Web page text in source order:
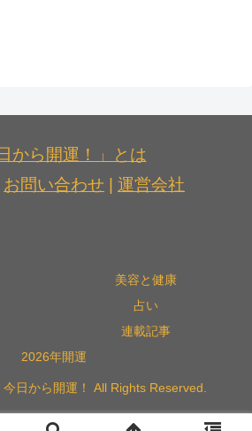
から開運！」とは
お問い合わせ 運営会社
美容と健康
占い
連載記事
2026年開運
日から開運！ All Rights Reserved.